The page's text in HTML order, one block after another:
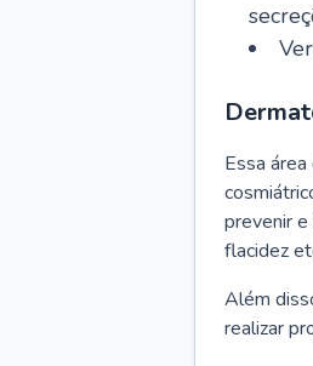
Essa
prevenir
flacidez
Além
realizar